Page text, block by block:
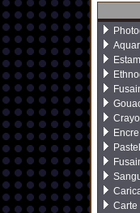
Encre
Pastel
Carte